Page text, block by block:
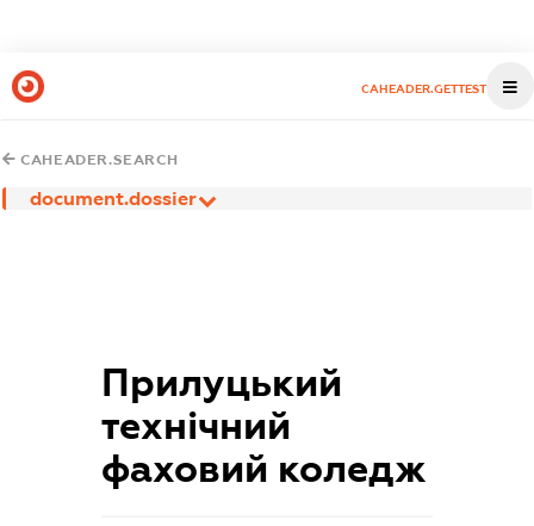
CAHEADER.GETTEST
CAHEADER.SEARCH
document.dossier
Прилуцький
технічний
фаховий коледж